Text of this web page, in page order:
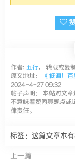
作者: 五行， 转载或复
原文地址：
《低调！
2024-4-27 09:32
帖子声明： 本站对文
不意味着赞同其观点或
律责任。
标签：这篇文章木
上一篇